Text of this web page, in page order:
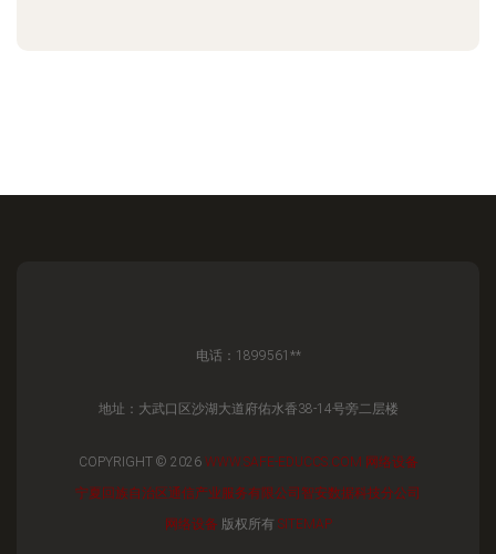
电话：1899561**
地址：大武口区沙湖大道府佑水香38-14号旁二层楼
COPYRIGHT © 2026 WWW.SAFE-EDUCCS.COM 网络设备
宁夏回族自治区通信产业服务有限公司智安数据科技分公司
网络设备 版权所有 SITEMAP